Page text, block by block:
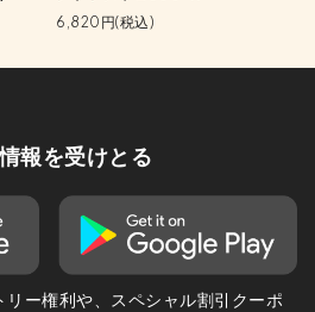
6,820円(税込)
報を受けとる
リー権利や、スペシャル割引クーポ